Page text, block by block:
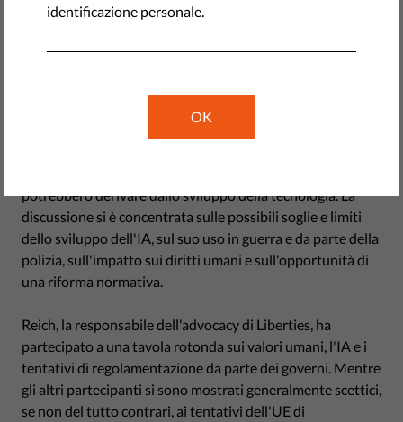
Il 26 gennaio 2023, Orsolya Reich, responsabile
Centro estone per i diritti umani
potrebbero derivare dallo sviluppo della tecnologia. La
discussione si è concentrata sulle possibili soglie e limiti
dello sviluppo dell'IA, sul suo uso in guerra e da parte della
polizia, sull'impatto sui diritti umani e sull'opportunità di
una riforma normativa.
Reich, la responsabile dell'advocacy di Liberties, ha
partecipato a una tavola rotonda sui valori umani, l'IA e i
tentativi di regolamentazione da parte dei governi. Mentre
gli altri partecipanti si sono mostrati generalmente scettici,
se non del tutto contrari, ai tentativi dell'UE di
identificazione personale.
OK